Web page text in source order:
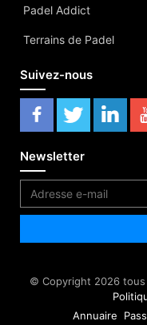
Padel Addict
Terrains de Padel
Suivez-nous
Newsletter
© Copyright 2026
Annuaire